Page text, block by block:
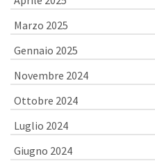
Marzo 2025
Gennaio 2025
Novembre 2024
Ottobre 2024
Luglio 2024
Giugno 2024